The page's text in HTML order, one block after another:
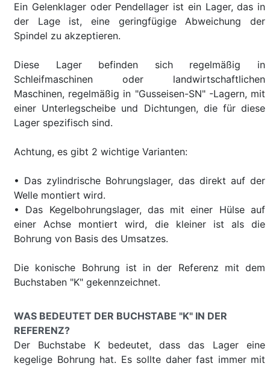
Ein Gelenklager oder Pendellager ist ein Lager, das in
der Lage ist, eine geringfügige Abweichung der
Spindel zu akzeptieren.
Diese Lager befinden sich regelmäßig in
Schleifmaschinen oder landwirtschaftlichen
Maschinen, regelmäßig in "Gusseisen-SN" -Lagern, mit
einer Unterlegscheibe und Dichtungen, die für diese
Lager spezifisch sind.
Achtung, es gibt 2 wichtige Varianten:
• Das zylindrische Bohrungslager, das direkt auf der
Welle montiert wird.
• Das Kegelbohrungslager, das mit einer Hülse auf
einer Achse montiert wird, die kleiner ist als die
Bohrung von Basis des Umsatzes.
Die konische Bohrung ist in der Referenz mit dem
Buchstaben "K" gekennzeichnet.
WAS BEDEUTET DER BUCHSTABE "K" IN DER
REFERENZ?
Der Buchstabe K bedeutet, dass das Lager eine
kegelige Bohrung hat. Es sollte daher fast immer mit